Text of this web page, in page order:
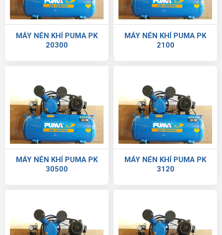
MÁY NÉN KHÍ PUMA PK
20300
MÁY NÉN KHÍ PUMA PK
2100
MÁY NÉN KHÍ PUMA PK
30500
MÁY NÉN KHÍ PUMA PK
3120